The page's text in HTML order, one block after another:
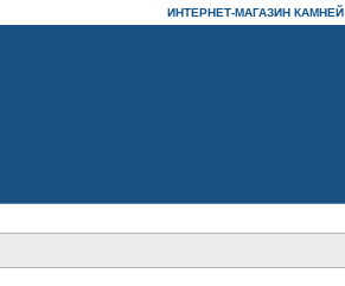
ИНТЕРНЕТ-МАГАЗИН КАМНЕЙ